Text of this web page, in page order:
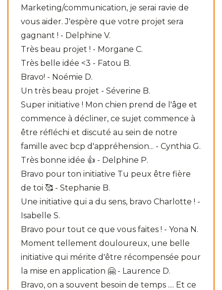
Marketing/communication, je serai ravie de
vous aider. J'espère que votre projet sera
gagnant ! - Delphine V.
Très beau projet ! - Morgane C.
Très belle idée <3 - Fatou B.
Bravo! - Noémie D.
Un très beau projet - Séverine B.
Super initiative ! Mon chien prend de l'âge et
commence à décliner, ce sujet commence à
être réfléchi et discuté au sein de notre
famille avec bcp d'appréhension... - Cynthia G.
Très bonne idée 👍 - Delphine P.
Bravo pour ton initiative Tu peux être fière
de toi 🥰 - Stephanie B.
Une initiative qui a du sens, bravo Charlotte ! -
Isabelle S.
Bravo pour tout ce que vous faites ! - Yona N.
Moment tellement douloureux, une belle
initiative qui mérite d'être récompensée pour
la mise en application 🤗 - Laurence D.
Bravo, on a souvent besoin de temps .... Et ce